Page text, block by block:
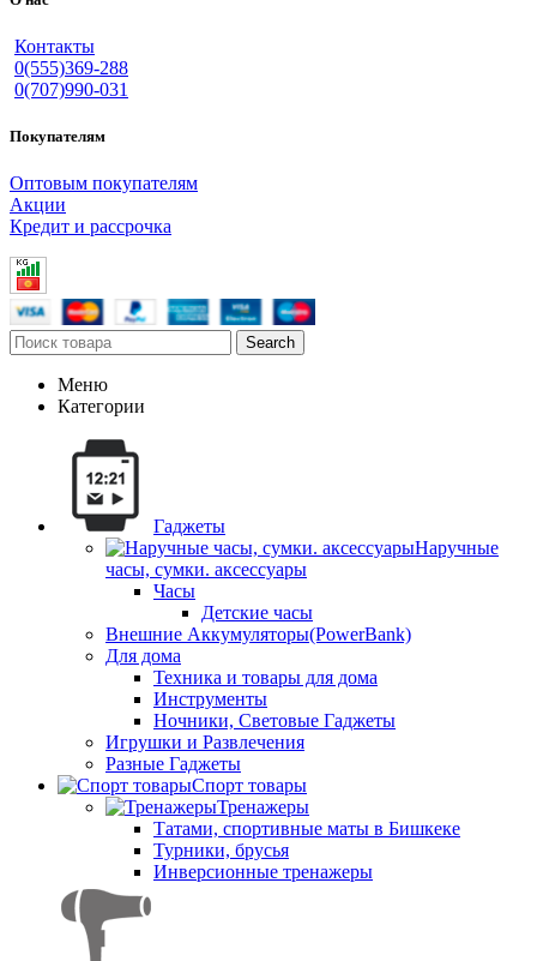
Контакты
0(555)369-288
0(707)990-031
Покупателям
Оптовым покупателям
Акции
Кредит и рассрочка
Search
Меню
Категории
Гаджеты
Наручные
часы, сумки. аксессуары
Часы
Детские часы
Внешние Аккумуляторы(PowerBank)
Для дома
Техника и товары для дома
Инструменты
Ночники, Световые Гаджеты
Игрушки и Развлечения
Разные Гаджеты
Спорт товары
Тренажеры
Татами, спортивные маты в Бишкеке
Турники, брусья
Инверсионные тренажеры